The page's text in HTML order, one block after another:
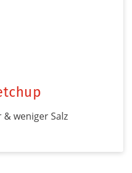
weniger Salz